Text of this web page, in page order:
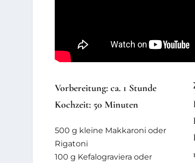
Vorbereitung: ca. 1 Stunde
Kochzeit: 50 Minuten
500 g kleine Makkaroni oder
Rigatoni
100 g Kefalograviera oder